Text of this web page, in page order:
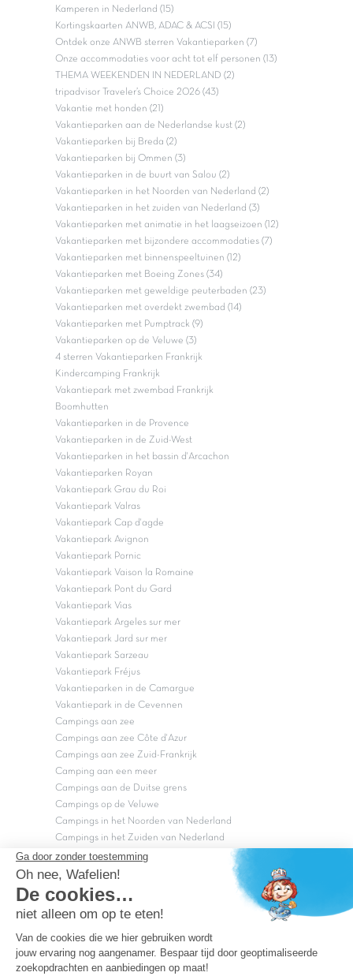
Kamperen in Nederland (15)
Kortingskaarten ANWB, ADAC & ACSI (15)
Ontdek onze ANWB sterren Vakantieparken (7)
Onze accommodaties voor acht tot elf personen (13)
THEMA WEEKENDEN IN NEDERLAND (2)
tripadvisor Traveler’s Choice 2026 (43)
Vakantie met honden (21)
Vakantieparken aan de Nederlandse kust (2)
Vakantieparken bij Breda (2)
Vakantieparken bij Ommen (3)
Vakantieparken in de buurt van Salou (2)
Vakantieparken in het Noorden van Nederland (2)
Vakantieparken in het zuiden van Nederland (3)
Vakantieparken met animatie in het laagseizoen (12)
Vakantieparken met bijzondere accommodaties (7)
Vakantieparken met binnenspeeltuinen (12)
Vakantieparken met Boeing Zones (34)
Vakantieparken met geweldige peuterbaden (23)
Vakantieparken met overdekt zwembad (14)
Vakantieparken met Pumptrack (9)
Vakantieparken op de Veluwe (3)
4 sterren Vakantieparken Frankrijk
Kindercamping Frankrijk
Vakantiepark met zwembad Frankrijk
Boomhutten
Vakantieparken in de Provence
Vakantieparken in de Zuid-West
Vakantieparken in het bassin d'Arcachon
Vakantieparken Royan
Vakantiepark Grau du Roi
Vakantiepark Valras
Vakantiepark Cap d'agde
Vakantiepark Avignon
Vakantiepark Pornic
Vakantiepark Vaison la Romaine
Vakantiepark Pont du Gard
Vakantiepark Vias
Vakantiepark Argeles sur mer
Vakantiepark Jard sur mer
Vakantiepark Sarzeau
Vakantiepark Fréjus
Vakantieparken in de Camargue
Vakantiepark in de Cevennen
Campings aan zee
Campings aan zee Côte d'Azur
Campings aan zee Zuid-Frankrijk
Camping aan een meer
Campings aan de Duitse grens
Campings op de Veluwe
Campings in het Noorden van Nederland
Campings in het Zuiden van Nederland
Copyright Capfun 2026 ©
Bij Capfun solliciteren
Veelgestelde vragen
Dutchbox Vakantiepark
Superdeals
Capfun in de media
Carabouille.nl